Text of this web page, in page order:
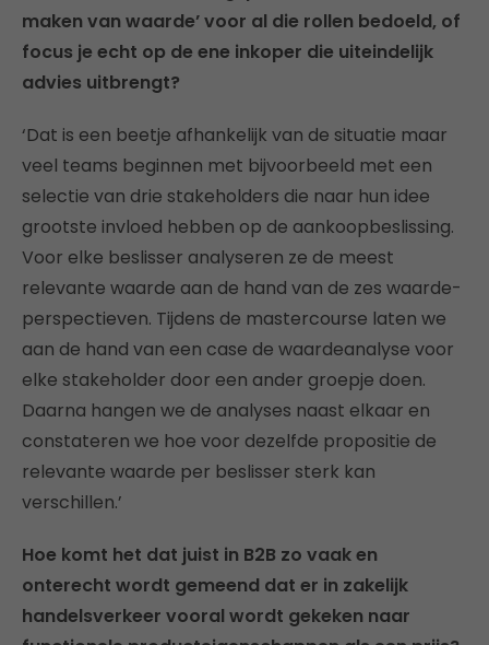
maken van waarde’ voor al die rollen bedoeld, of
focus je echt op de ene inkoper die uiteindelijk
advies uitbrengt?
‘Dat is een beetje afhankelijk van de situatie maar
veel teams beginnen met bijvoorbeeld met een
selectie van drie stakeholders die naar hun idee
grootste invloed hebben op de aankoopbeslissing.
Voor elke beslisser analyseren ze de meest
relevante waarde aan de hand van de zes waarde-
perspectieven. Tijdens de mastercourse laten we
aan de hand van een case de waardeanalyse voor
elke stakeholder door een ander groepje doen.
Daarna hangen we de analyses naast elkaar en
constateren we hoe voor dezelfde propositie de
relevante waarde per beslisser sterk kan
verschillen.’
Hoe komt het dat juist in B2B zo vaak en
onterecht wordt gemeend dat er in zakelijk
handelsverkeer vooral wordt gekeken naar